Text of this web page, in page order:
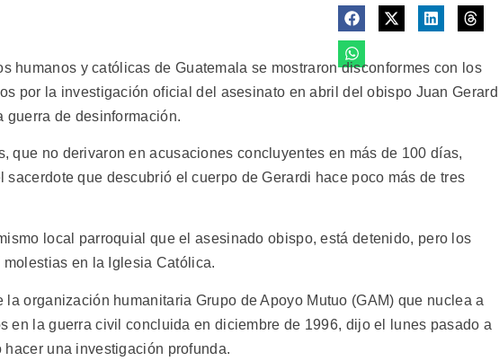
humanos y católicas de Guatemala se mostraron disconformes con los
por la investigación oficial del asesinato en abril del obispo Juan
guerra de desinformación.
que no derivaron en acusaciones concluyentes en más de 100 días,
sacerdote que descubrió el cuerpo de Gerardi hace poco más de tres
local parroquial que el asesinado obispo, está detenido, pero los
en la Iglesia Católica.
la organización humanitaria Grupo de Apoyo Mutuo (GAM) que nuclea a
en la guerra civil concluida en diciembre de 1996, dijo el lunes pasado a
hacer una investigación profunda.